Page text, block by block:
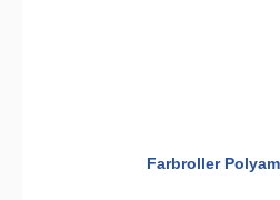
Farbroller